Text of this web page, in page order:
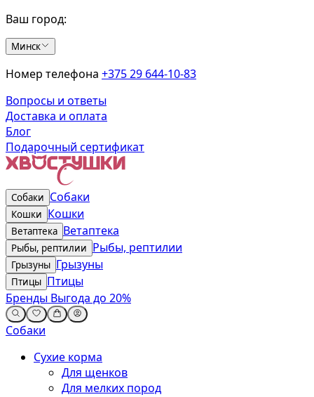
Ваш город:
Минск
Номер телефона +375 29 644-10-83
Вопросы и ответы
Доставка и оплата
Блог
Подарочный сертификат
Собаки Собаки
Кошки Кошки
Ветаптека Ветаптека
Рыбы, рептилии Рыбы, рептилии
Грызуны Грызуны
Птицы Птицы
Бренды Выгода до 20%
Собаки
Сухие корма
Для щенков
Для мелких пород